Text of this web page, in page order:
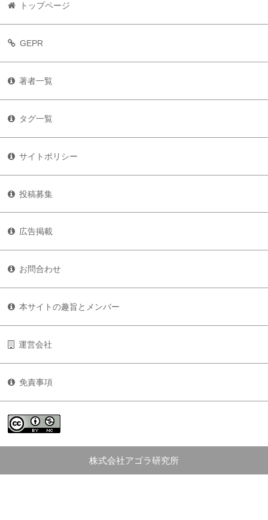
トップページ
GEPR
著者一覧
タグ一覧
サイトポリシー
投稿募集
広告掲載
お問合わせ
本サイトの趣旨とメンバー
運営会社
免責事項
株式会社アゴラ研究所